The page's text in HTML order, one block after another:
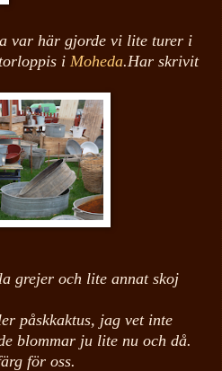
var här gjorde vi lite turer i
i Moheda.Har skrivit
grejer och lite annat skoj
påskkaktus, jag vet inte
blommar ju lite nu och då.
för oss.